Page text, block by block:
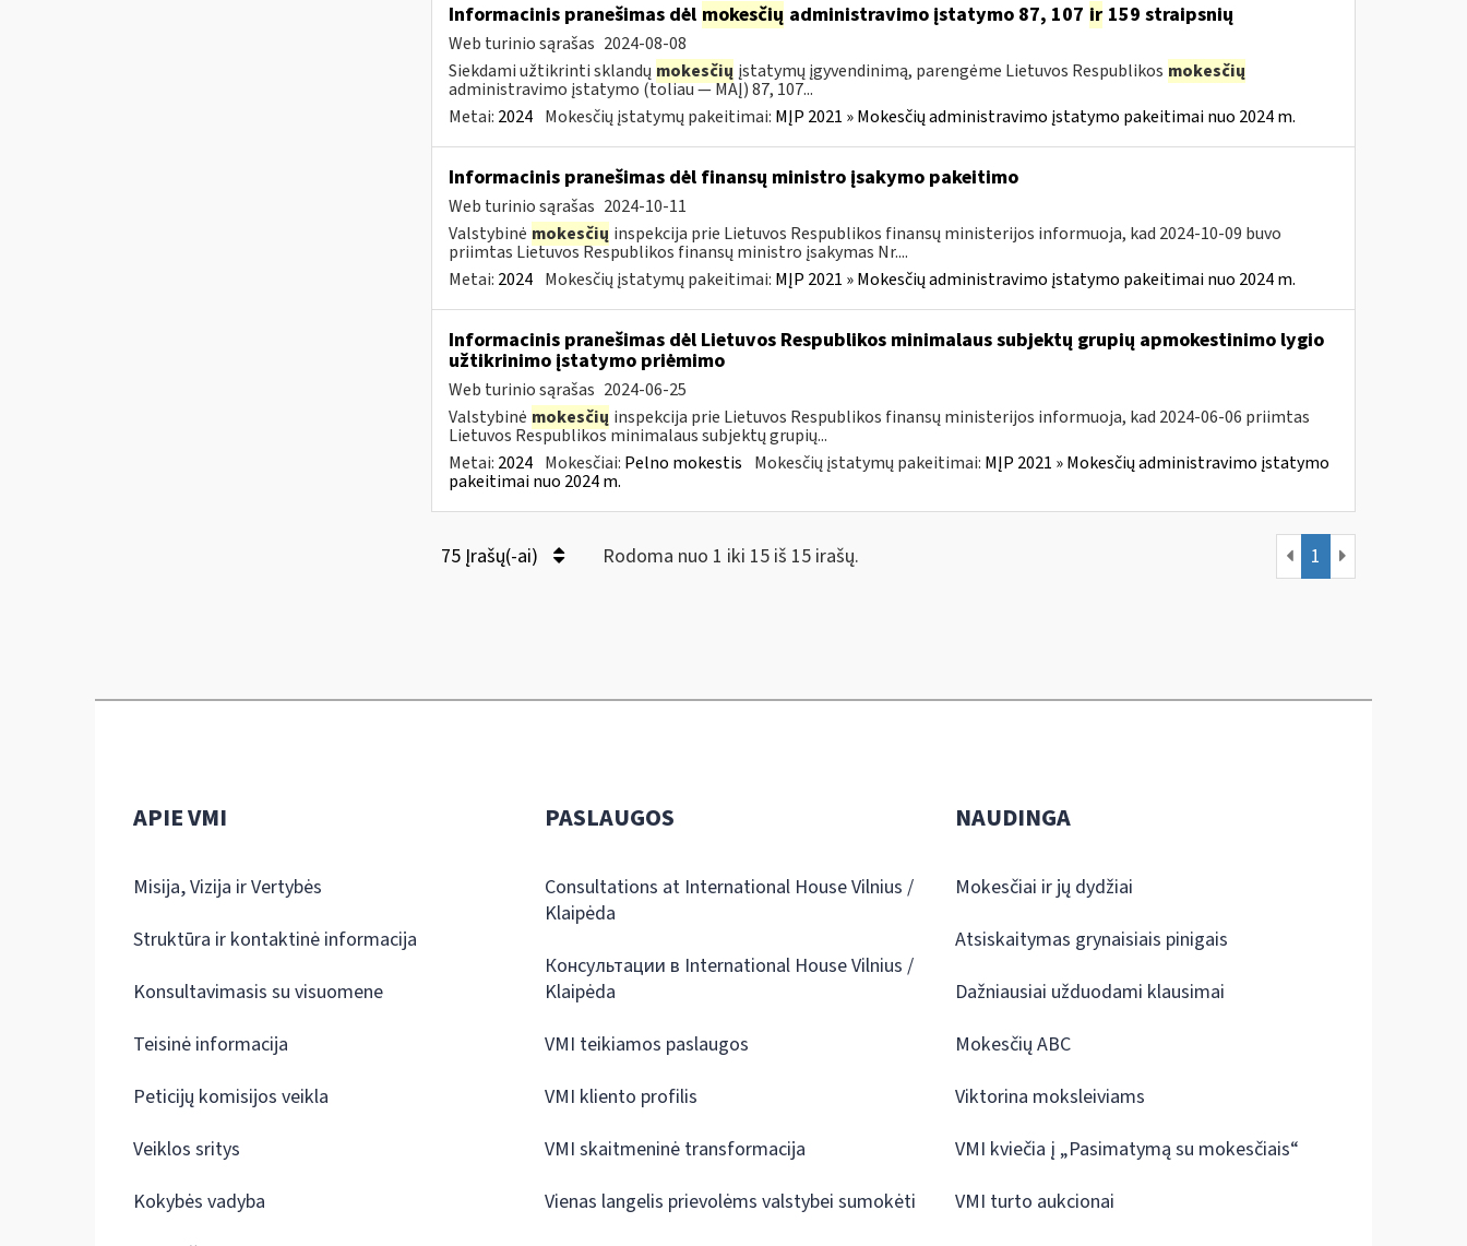
Informacinis pranešimas dėl mokesčių administravimo įstatymo 87, 107 ir159 straipsnių
Web turinio sąrašas 2024-08-08
Siekdami užtikrinti sklandų mokesčių įstatymų įgyvendinimą, parengėme Lietuvos Respublikos mokesčių
administravimo įstatymo (toliau — MAĮ) 87, 107...
Metai: 2024 Mokesčių įstatymų pakeitimai: MĮP 2021 » Mokesčių administravimo įstatymo pakeitimai nuo 2024 m.
Informacinis pranešimas dėl finansų ministro įsakymo pakeitimo
Web turinio sąrašas 2024-10-11
Valstybinė mokesčių inspekcija prie Lietuvos Respublikos finansų ministerijos informuoja, kad 2024-10-09 buvo
priimtas Lietuvos Respublikos finansų ministro įsakymas Nr....
Metai: 2024 Mokesčių įstatymų pakeitimai: MĮP 2021 » Mokesčių administravimo įstatymo pakeitimai nuo 2024 m.
Informacinis pranešimas dėl Lietuvos Respublikos minimalaus subjektų grupių apmokestinimo lygio
užtikrinimo įstatymo priėmimo
Web turinio sąrašas 2024-06-25
Valstybinė mokesčių inspekcija prie Lietuvos Respublikos finansų ministerijos informuoja, kad 2024-06-06 priimtas
Lietuvos Respublikos minimalaus subjektų grupių...
Metai: 2024 Mokesčiai: Pelno mokestis Mokesčių įstatymų pakeitimai: MĮP 2021 » Mokesčių administravimo įstatymo
pakeitimai nuo 2024 m.
75 Įrašų(-ai) Rodoma nuo 1 iki 15 iš 15 irašų. 1
APIE VMI
Misija, Vizija ir Vertybės
Struktūra ir kontaktinė informacija
Konsultavimasis su visuomene
Teisinė informacija
Peticijų komisijos veikla
Veiklos sritys
Kokybės vadyba
PASLAUGOS
Consultations at International House Vilnius /
Klaipėda
Консультации в International House Vilnius /
Klaipėda
VMI teikiamos paslaugos
VMI kliento profilis
VMI skaitmeninė transformacija
Vienas langelis prievolėms valstybei sumokėti
NAUDINGA
Mokesčiai ir jų dydžiai
Atsiskaitymas grynaisiais pinigais
Dažniausiai užduodami klausimai
Mokesčių ABC
Viktorina moksleiviams
VMI kviečia į „Pasimatymą su mokesčiais“
VMI turto aukcionai